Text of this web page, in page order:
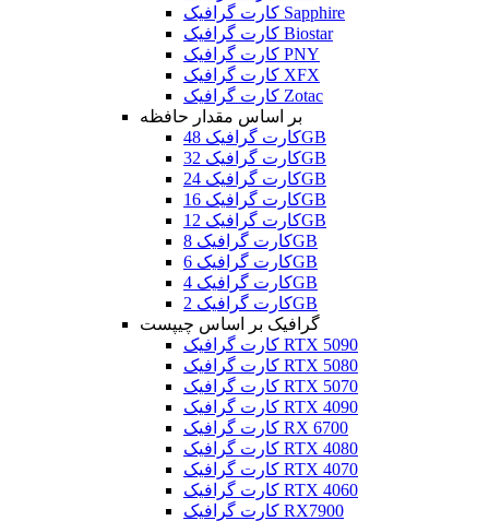
کارت گرافیک Sapphire
کارت گرافیک Biostar
کارت گرافیک PNY
کارت گرافیک XFX
کارت گرافیک Zotac
بر اساس مقدار حافظه
کارت گرافیک 48GB
کارت گرافیک 32GB
کارت گرافیک 24GB
کارت گرافیک 16GB
کارت گرافیک 12GB
کارت گرافیک 8GB
کارت گرافیک 6GB
کارت گرافیک 4GB
کارت گرافیک 2GB
گرافیک بر اساس چیپست
کارت گرافیک RTX 5090
کارت گرافیک RTX 5080
کارت گرافیک RTX 5070
کارت گرافیک RTX 4090
کارت گرافیک RX 6700
کارت گرافیک RTX 4080
کارت گرافیک RTX 4070
کارت گرافیک RTX 4060
کارت گرافیک RX7900